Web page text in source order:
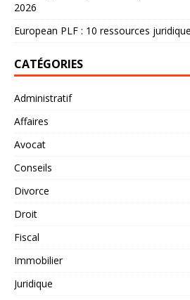
2026
European PLF : 10 ressources
CATÉGORIES
Administratif
Affaires
Avocat
Conseils
Divorce
Droit
Fiscal
Immobilier
Juridique